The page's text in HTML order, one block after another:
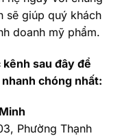
sẽ giúp quý khách
doanh mỹ phẩm.
sau đây để
chóng nhất:
Phường Thạnh